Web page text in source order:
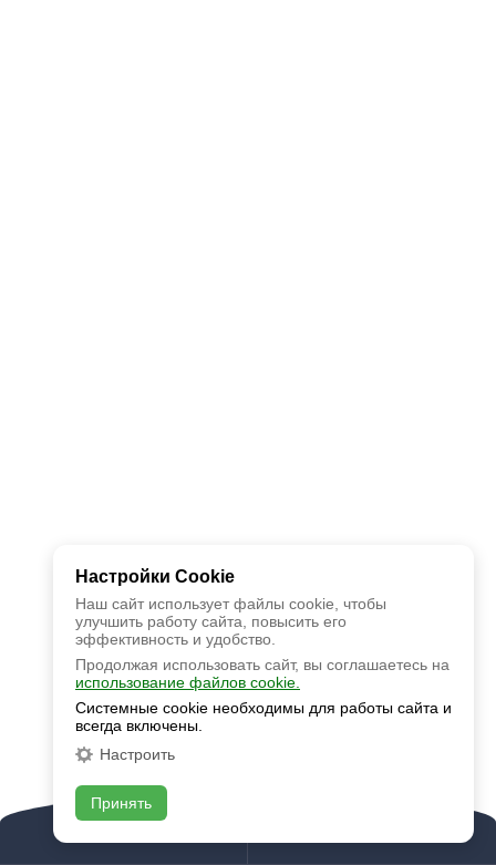
Настройки Cookie
Наш сайт использует файлы cookie, чтобы
улучшить работу сайта, повысить его
эффективность и удобство.
Продолжая использовать сайт, вы соглашаетесь на
использование файлов cookie.
Системные cookie необходимы для работы сайта и
всегда включены.
Настроить
Принять